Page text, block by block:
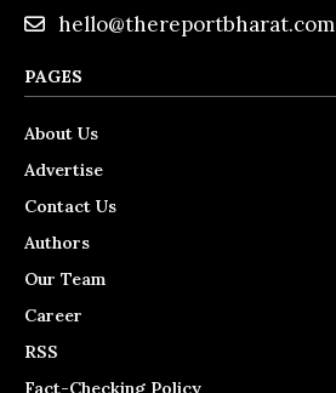
hello@thereportbharat.com
PAGES
About Us
Advertise
Contact Us
Authors
Our Team
Career
RSS
Fact-Checking Policy